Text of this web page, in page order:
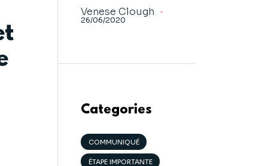
Venese Clough
26/06/2020
Categories
COMMUNIQUÉ
ÉTAPE IMPORTANTE